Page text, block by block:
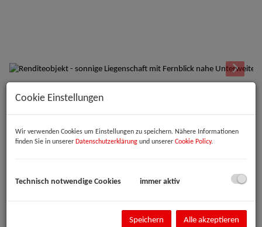
Beschreibung
Zum Verkauf steht eine charmante Liegenschaft auf einem sonnigen
Grundstück mit herrlicher Südausrichtung und traumhaftem
angenehme Atmosphäre.
Wohnzimmer mit Festbrennstoffofen, einen kleinen Küchenbereich,
Cookie Einstellungen
Wir verwenden Cookies um Einstellungen zu speichern. Nähere Informationen
finden Sie in unserer Datenschutzerklärung und unserer Cookie Policy.
Technisch notwendige Cookies immer aktiv
Speichern Alle akzeptieren